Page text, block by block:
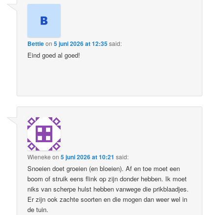
Bettieon5 juni 2026 at 12:35said:
Eind goed al goed!
Wieneke on5 juni 2026 at 10:21 said:
Snoeien doet groeien (en bloeien). Af en toe moet een
boom of struik eens flink op zijn donder hebben. Ik moet
niks van scherpe hulst hebben vanwege die prikblaadjes.
Er zijn ook zachte soorten en die mogen dan weer wel in
de tuin.